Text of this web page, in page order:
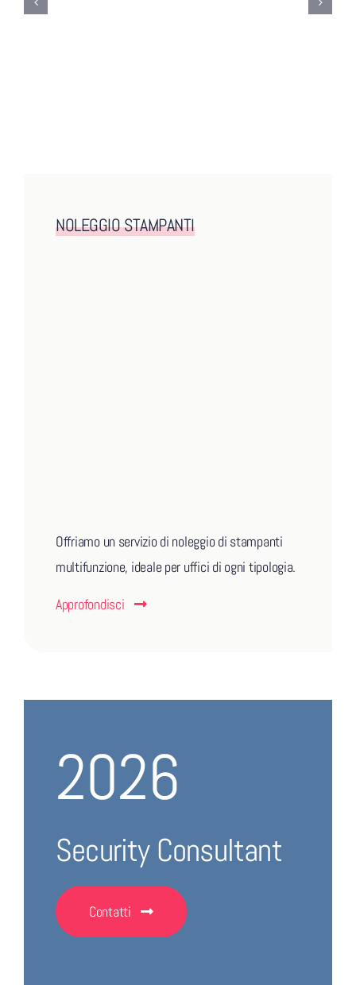
NOLEGGIO STAMPANTI
Offriamo un servizio di noleggio di stampanti
multifunzione, ideale per uffici di ogni tipologia.
Approfondisci
2026
Security Consultant
Contatti